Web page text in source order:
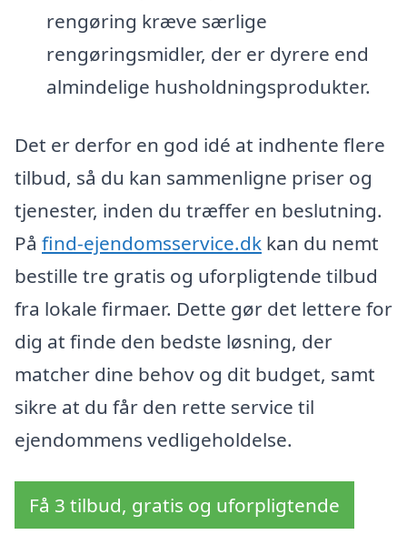
rengøring kræve særlige
rengøringsmidler, der er dyrere end
almindelige husholdningsprodukter.
Det er derfor en god idé at indhente flere
tilbud, så du kan sammenligne priser og
tjenester, inden du træffer en beslutning.
På find-ejendomsservice.dk kan du nemt
bestille tre gratis og uforpligtende tilbud
fra lokale firmaer. Dette gør det lettere for
dig at finde den bedste løsning, der
matcher dine behov og dit budget, samt
sikre at du får den rette service til
ejendommens vedligeholdelse.
Få 3 tilbud, gratis og uforpligtende